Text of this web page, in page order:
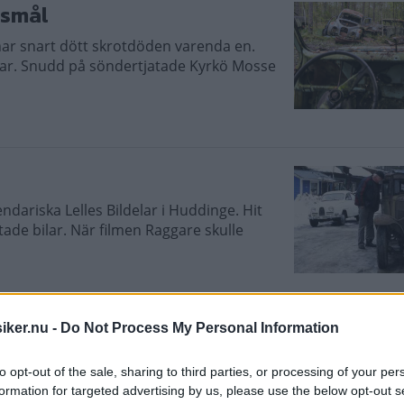
- Do Not Process My Personal Information
opt-out of the sale, sharing to third parties, or processing of your
for targeted advertising by us, please use the below opt-out
snart dött skrotdöden varenda en.
Snudd på söndertjatade Kyrkö Mosse
Lelles Bildelar i Huddinge. Hit
bilar. När filmen Raggare skulle
Smeds Bilskrot med tusentals bilar
och tuggen har redan börjat